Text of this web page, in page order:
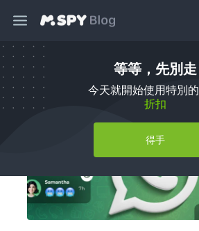
等等，先別走
今天就開始使用特別的
折扣
得手
如何使用